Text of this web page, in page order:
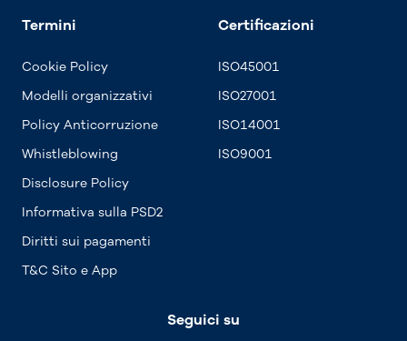
Termini
Cookie Policy
Modelli organizzativi
Policy Anticorruzione
Whistleblowing
Disclosure Policy
Informativa sulla PSD2
Diritti sui pagamenti
T&C Sito e App
Certificazioni
ISO45001
ISO27001
ISO14001
ISO9001
Seguici su